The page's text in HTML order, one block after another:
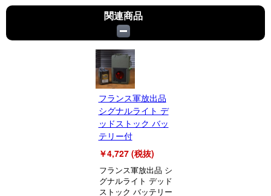
関連商品
フランス軍放出品
シグナルライト デ
ッドストック バッ
テリー付
￥4,727 (税抜)
フランス軍放出品 シ
グナルライト デッド
ストック バッテリー